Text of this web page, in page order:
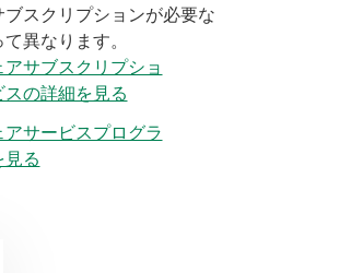
スクリプションが必要な
異なります。
サブスクリプショ
の詳細を見る
サービスプログラ
る